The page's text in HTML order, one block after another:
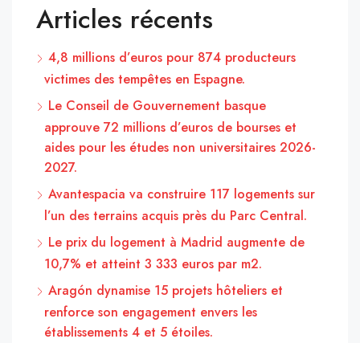
Articles récents
4,8 millions d’euros pour 874 producteurs
victimes des tempêtes en Espagne.
Le Conseil de Gouvernement basque
approuve 72 millions d’euros de bourses et
aides pour les études non universitaires 2026-
2027.
Avantespacia va construire 117 logements sur
l’un des terrains acquis près du Parc Central.
Le prix du logement à Madrid augmente de
10,7% et atteint 3 333 euros par m2.
Aragón dynamise 15 projets hôteliers et
renforce son engagement envers les
établissements 4 et 5 étoiles.